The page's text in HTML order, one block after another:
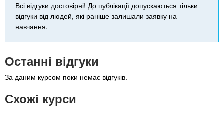
Всі відгуки достовірні! До публікації допускаються тільки
відгуки від людей, які раніше залишали заявку на
навчання.
Останні відгуки
За даним курсом поки немає відгуків.
Схожі курси